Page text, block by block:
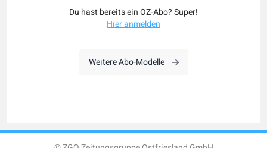
Du hast bereits ein OZ-Abo? Super!
Hier anmelden
Weitere Abo-Modelle